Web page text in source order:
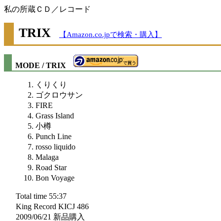
私の所蔵ＣＤ／レコード
TRIX 【Amazon.co.jpで検索・購入】
MODE / TRIX
くりくり
ゴクロウサン
FIRE
Grass Island
小樽
Punch Line
rosso liquido
Malaga
Road Star
Bon Voyage
Total time 55:37
King Record KICJ 486
2009/06/21 新品購入